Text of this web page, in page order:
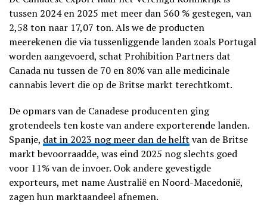
tussen 2024 en 2025 met meer dan 560 % gestegen, van
2,58 ton naar 17,07 ton. Als we de producten
meerekenen die via tussenliggende landen zoals Portugal
worden aangevoerd, schat Prohibition Partners dat
Canada nu tussen de 70 en 80% van alle medicinale
cannabis levert die op de Britse markt terechtkomt.
De opmars van de Canadese producenten ging
grotendeels ten koste van andere exporterende landen.
Spanje, dat in 2023 nog meer dan de helft van de Britse
markt bevoorraadde, was eind 2025 nog slechts goed
voor 11% van de invoer. Ook andere gevestigde
exporteurs, met name Australië en Noord-Macedonië,
zagen hun marktaandeel afnemen.